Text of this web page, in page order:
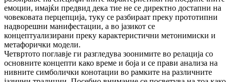
емоции, имајќи предвид дека тие не се директно достапни на
човековата перцепција, туку се разбираат преку прототипни
надворешни манифестации, а во јазикот се
концептуализирани преку карактеристични метонимиски и
метафорички модели.
Четвртото поглавје ги разгледува зоонимите во релација со
основните концепти како време и боја и се прави анализа на
нивните симболички конотации во рамките на различните